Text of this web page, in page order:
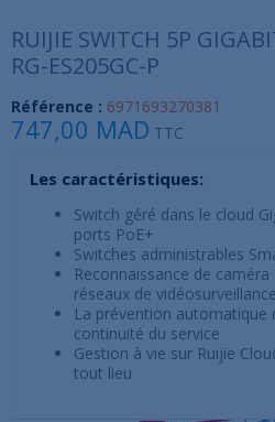
RUIJIE SWITCH 5P
RG-ES205GC-P
Référence : 6971693270381
747,00 MAD TTC
Les caractéristiques:
Switch géré dans le cloud
ports PoE+
Switches administrables
Reconnaissance de
réseaux de vidéosurveillance
La prévention automatique
continuité du service
Gestion à vie sur Ruijie
tout lieu